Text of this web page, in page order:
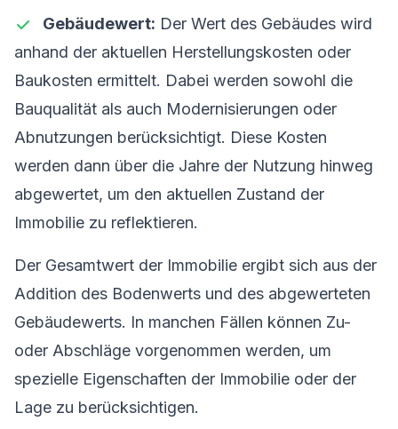
Gebäudewert: Der Wert des Gebäudes wird
anhand der aktuellen Herstellungskosten oder
Baukosten ermittelt. Dabei werden sowohl die
Bauqualität als auch Modernisierungen oder
Abnutzungen berücksichtigt. Diese Kosten
werden dann über die Jahre der Nutzung hinweg
abgewertet, um den aktuellen Zustand der
Immobilie zu reflektieren.
Der Gesamtwert der Immobilie ergibt sich aus der
Addition des Bodenwerts und des abgewerteten
Gebäudewerts. In manchen Fällen können Zu-
oder Abschläge vorgenommen werden, um
spezielle Eigenschaften der Immobilie oder der
Lage zu berücksichtigen.